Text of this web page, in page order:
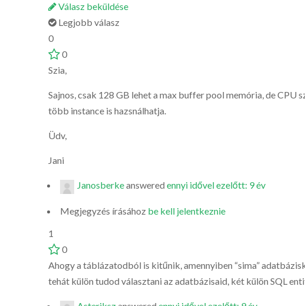
Válasz beküldése
Legjobb válasz
0
0
Szia,
Sajnos, csak 128 GB lehet a max buffer pool memória, de
több instance is hazsnálhatja.
Üdv,
Jani
Janosberkeanswered ennyi idővel ezelőtt: 9 év
Megjegyzés írásához be kell jelentkeznie
1
0
Ahogy a táblázatodból is kitűnik, amennyiben “sima”
tehát külön tudod választani az adatbázisaid, két külön SQL